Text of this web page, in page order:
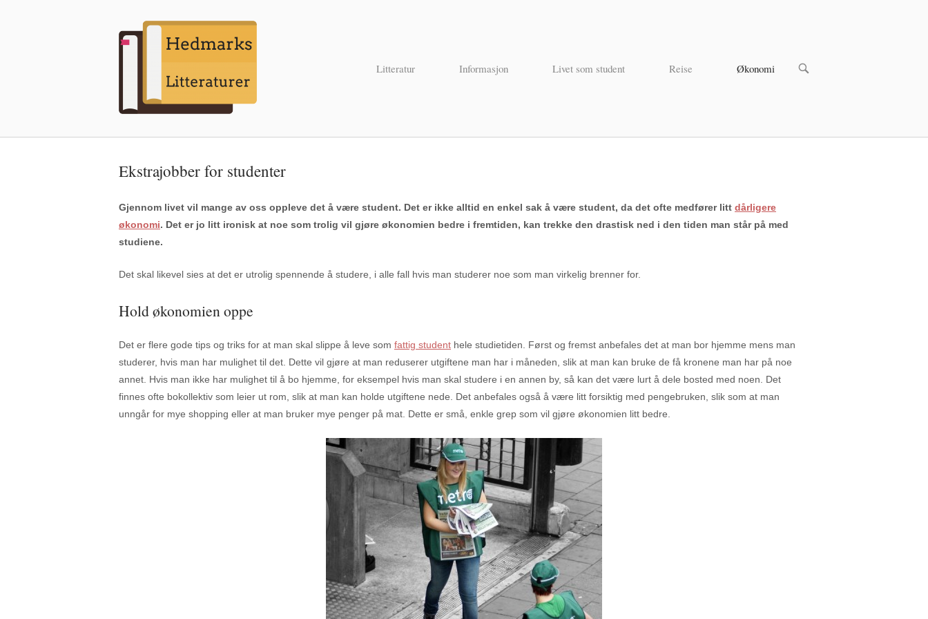
Litteratur Informasjon Livet som student Reise Økonomi
Ekstrajobber for studenter
Gjennom livet vil mange av oss oppleve det å være student. Det er ikke alltid en enkel sak å være student, da det ofte medfører litt dårligere
økonomi. Det er jo litt ironisk at noe som trolig vil gjøre økonomien bedre i fremtiden, kan trekke den drastisk ned i den tiden man står på med
studiene.
Det skal likevel sies at det er utrolig spennende å studere, i alle fall hvis man studerer noe som man virkelig brenner for.
Hold økonomien oppe
Det er flere gode tips og triks for at man skal slippe å leve som fattig student hele studietiden. Først og fremst anbefales det at man bor hjemme mens man
studerer, hvis man har mulighet til det. Dette vil gjøre at man reduserer utgiftene man har i måneden, slik at man kan bruke de få kronene man har på noe
annet. Hvis man ikke har mulighet til å bo hjemme, for eksempel hvis man skal studere i en annen by, så kan det være lurt å dele bosted med noen. Det
finnes ofte bokollektiv som leier ut rom, slik at man kan holde utgiftene nede. Det anbefales også å være litt forsiktig med pengebruken, slik som at man
unngår for mye shopping eller at man bruker mye penger på mat. Dette er små, enkle grep som vil gjøre økonomien litt bedre.